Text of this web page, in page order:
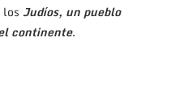
los Judíos, un pueblo
continente.